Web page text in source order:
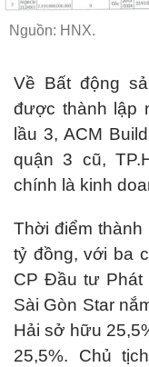
Nguồn: HNX.
Về Bất động
được thành lập
lầu 3, ACM
quận 3 cũ,
chính là kinh
Thời điểm
tỷ đồng, với ba
CP Đầu tư Phát
Sài Gòn Star
Hải sở hữu
25,5%. Chủ